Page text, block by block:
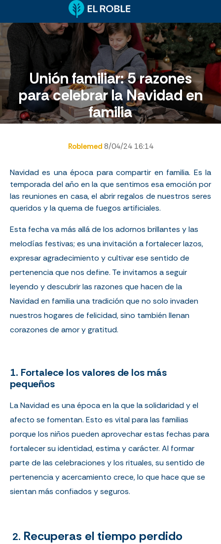
Unión familiar: 5 razones
para celebrar la Navidad en
familia
Roblemed 8/04/24 16:14
Navidad es una época para compartir en familia. Es la
temporada del año en la que sentimos esa emoción por
las reuniones en casa, el abrir regalos de nuestros seres
queridos y la quema de fuegos artificiales.
Esta fecha va más allá de los adornos brillantes y las
melodías festivas; es una invitación a fortalecer lazos,
expresar agradecimiento y cultivar ese sentido de
pertenencia que nos define. Te invitamos a seguir
leyendo y descubrir las razones que hacen de la
Navidad en familia una tradición que no solo invaden
nuestros hogares de felicidad, sino también llenan
corazones de amor y gratitud.
1. Fortalece los valores de los más
pequeños
La Navidad es una época en la que la solidaridad y el
afecto se fomentan. Esto es vital para las familias
porque los niños pueden aprovechar estas fechas para
fortalecer su identidad, estima y carácter. Al formar
parte de las celebraciones y los rituales, su sentido de
pertenencia y acercamiento crece, lo que hace que se
sientan más confiados y seguros.
2. Recuperas el tiempo perdido